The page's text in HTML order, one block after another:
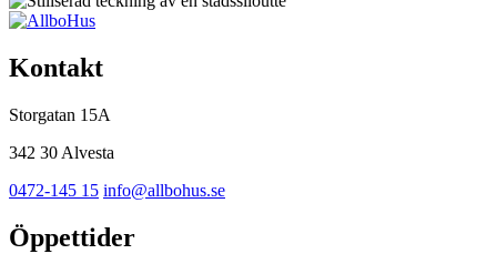
Kontakt
Storgatan 15A
342 30 Alvesta
0472-145 15 info@allbohus.se
Öppettider